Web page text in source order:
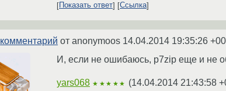
Показать ответ Ссылка
комментарий от anonymoos 14.04.2014 19:35:26
И, если не ошибаюсь, p7zip еще и не
yars068 ★★★★★ (14.04.2014 21:43:58